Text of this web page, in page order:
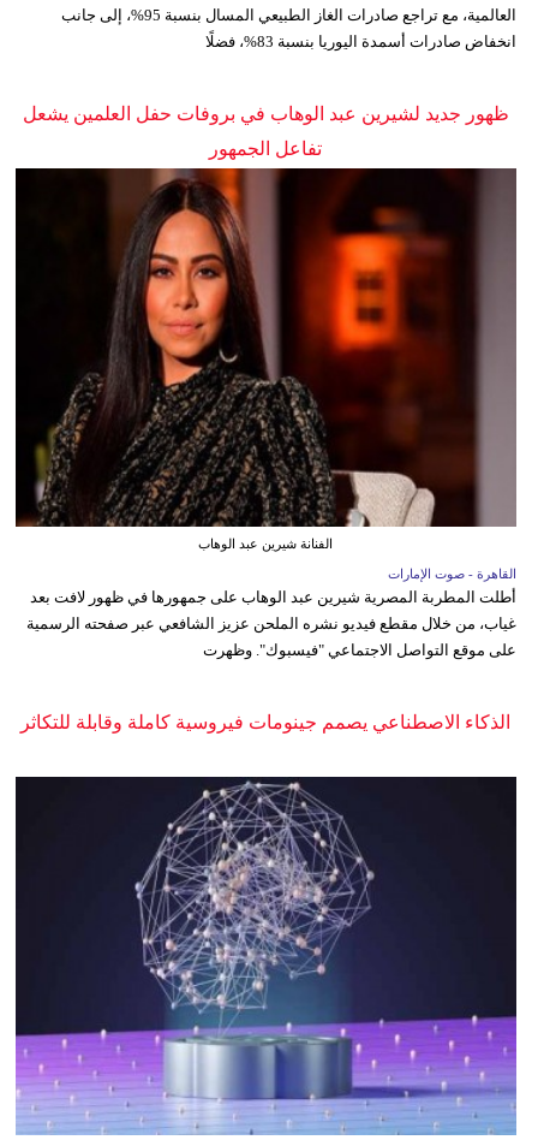
العالمية، مع تراجع صادرات الغاز الطبيعي المسال بنسبة 95%، إلى جانب
انخفاض صادرات أسمدة اليوريا بنسبة 83%، فضلًا
ظهور جديد لشيرين عبد الوهاب في بروفات حفل العلمين يشعل
تفاعل الجمهور
الفنانة شيرين عبد الوهاب
القاهرة - صوت الإمارات
أطلت المطربة المصرية شيرين عبد الوهاب على جمهورها في ظهور لافت بعد
غياب، من خلال مقطع فيديو نشره الملحن عزيز الشافعي عبر صفحته الرسمية
على موقع التواصل الاجتماعي "فيسبوك". وظهرت
الذكاء الاصطناعي يصمم جينومات فيروسية كاملة وقابلة للتكاثر